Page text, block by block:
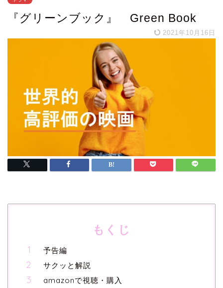
『グリーンブック』 Green Book
2021年10月16日
もくじ
予告編
サクッと解説
amazonで視聴・購入